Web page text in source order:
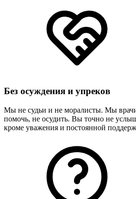
Без осуждения и упреков
Мы не судьи и не моралисты. Мы
помочь, не осудить. Вы точно не
кроме уважения и постоянной